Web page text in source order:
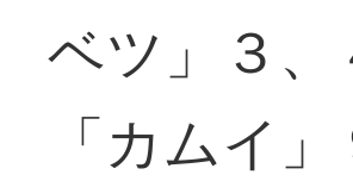
ベツ」３
「カムイ